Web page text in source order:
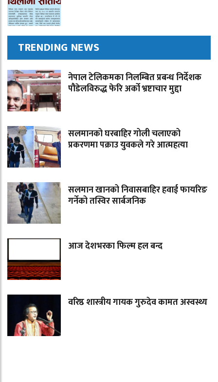
TRENDING NEWS
नेपाल टेलिकमका निलम्बित प्रबन्ध निर्देशक
पौडेलविरुद्ध फेरि अर्को भ्रष्टाचार मुद्दा
सलमानको घरबाहिर गोली चलाएको
प्रकरणमा पक्राउ युवकले गरे आत्महत्या
सलमान खानको निवासबाहिर हवाई फायरिङ
गर्नेको तस्विर सार्बजनिक
आज देशभरका फिल्म हल बन्द
वरिष्ठ शास्त्रीय गायक गुरुदेव कामत अस्वस्थ्य